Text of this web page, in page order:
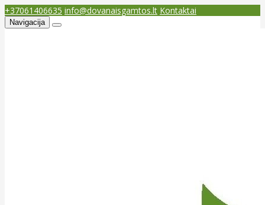
+37061406635 info@dovanaisgamtos.lt Kontaktai
Navigacija